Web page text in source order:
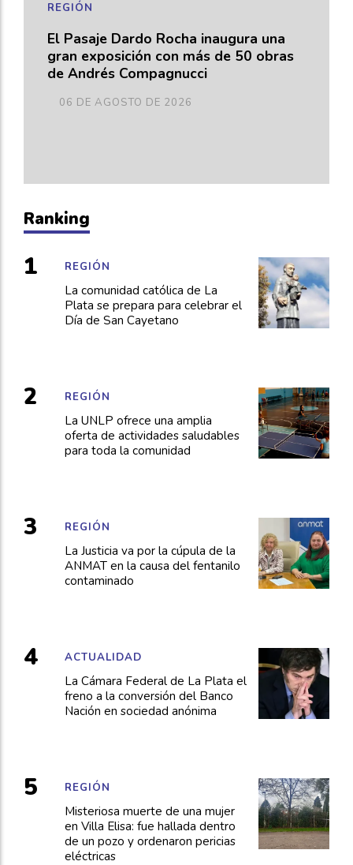
El Pasaje Dardo Rocha inaugura una
gran exposición con más de 50 obras
de Andrés Compagnucci
REGIÓN
06 DE AGOSTO DE 2026
Ranking
La comunidad católica de La
Plata se prepara para celebrar el
Día de San Cayetano
REGIÓN
La UNLP ofrece una amplia
oferta de actividades saludables
para toda la comunidad
REGIÓN
La Justicia va por la cúpula de la
ANMAT en la causa del fentanilo
contaminado
REGIÓN
La Cámara Federal de La Plata el
freno a la conversión del Banco
Nación en sociedad anónima
ACTUALIDAD
Misteriosa muerte de una mujer
en Villa Elisa: fue hallada dentro
de un pozo y ordenaron pericias
eléctricas
REGIÓN